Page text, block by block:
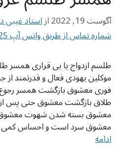
آگوست 19, 2022 ازاستاد
شماره تماس از طریق واتس آپ 00442032398425
طلسم ازدواج یا بی قراری
موکلین یهودی فعال و قدرتمند
فوری معشوق بازگشت همسر
طلاق بازگشت معشوق حتی پس
معشوق بسته شدن شهوت
معشوق سرد است و احساس کمی
ادامه